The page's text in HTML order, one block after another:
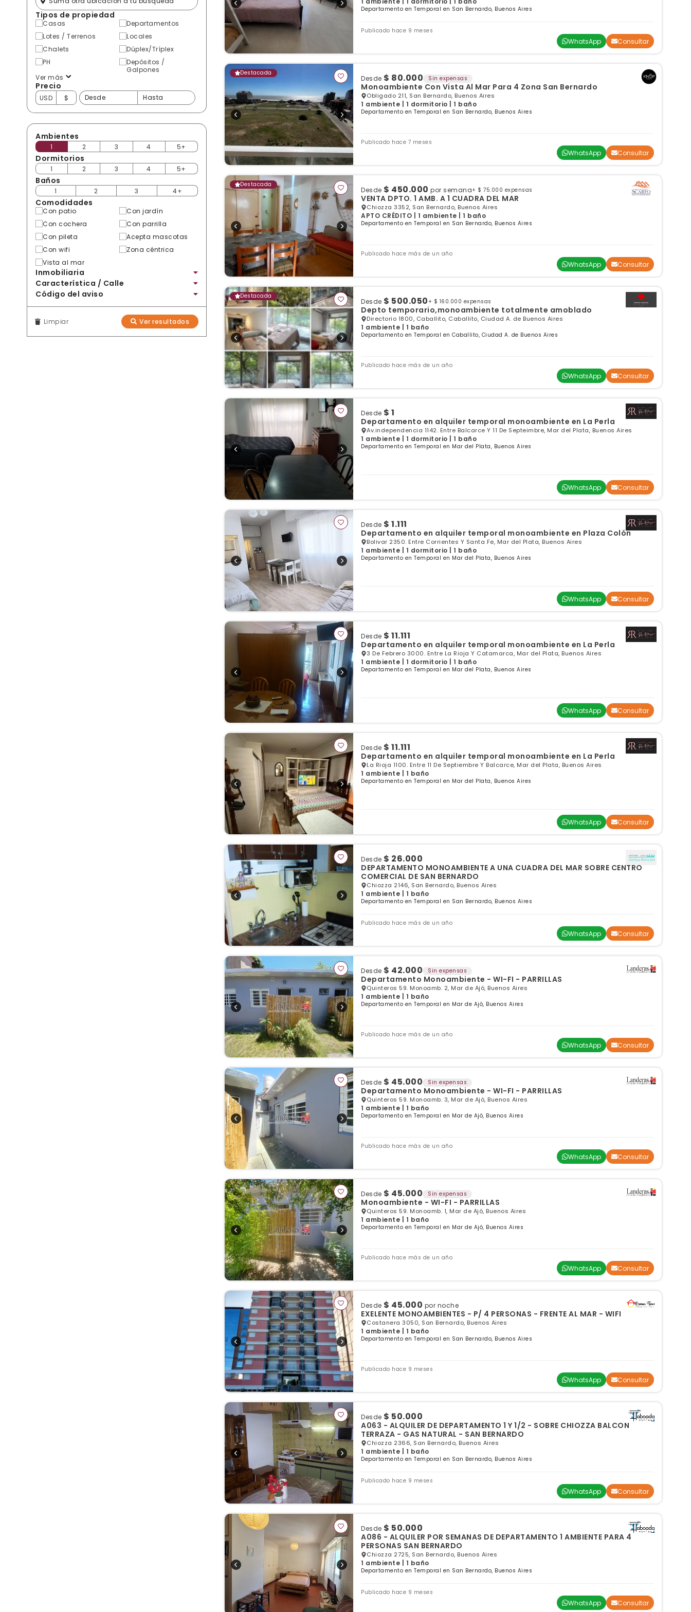
Tipos de propiedad
Casas
Departamentos
Lotes / Terrenos
Locales
Chalets
Dúplex/Tríplex
PH
Depósitos /
Galpones
Ver más
Precio
USD $
Ambientes
1 2 3 4 5+
Dormitorios
1 2 3 4 5+
Baños
1 2 3 4+
Comodidades
Con patio
Con jardín
Con cochera
Con parrilla
Con pileta
Acepta mascotas
Con wifi
Zona céntrica
Vista al mar
Inmobiliaria
Característica / Calle
Código del aviso
Limpiar Ver resultados
Departamento en Temporal en San Bernardo, Buenos Aires
Publicado hace 9 meses
WhatsApp Consultar
Destacada
Desde $ 80.000 Sin expensas
Monoambiente Con Vista Al Mar Para 4 Zona San Bernardo
Obligado 211, San Bernardo, Buenos Aires
1 ambiente | 1 dormitorio | 1 baño
Departamento en Temporal en San Bernardo, Buenos Aires
Publicado hace 7 meses
WhatsApp Consultar
Destacada
Desde $ 450.000 por semana+ $ 75.000 expensas
VENTA DPTO. 1 AMB. A 1 CUADRA DEL MAR
Chiozza 3352, San Bernardo, Buenos Aires
APTO CRÉDITO | 1 ambiente | 1 baño
Departamento en Temporal en San Bernardo, Buenos Aires
Publicado hace más de un año
WhatsApp Consultar
Destacada
Desde $ 500.050 + $ 160.000 expensas
Depto temporario,monoambiente totalmente amoblado
Directorio 1800, Caballito, Caballito, Ciudad A. de Buenos Aires
1 ambiente | 1 baño
Departamento en Temporal en Caballito, Ciudad A. de Buenos Aires
Publicado hace más de un año
WhatsApp Consultar
Desde $ 1
Departamento en alquiler temporal monoambiente en La Perla
Av.independencia 1142. Entre Balcarce Y 11 De Septeimbre, Mar del Plata, Buenos Aires
1 ambiente | 1 dormitorio | 1 baño
Departamento en Temporal en Mar del Plata, Buenos Aires
WhatsApp Consultar
Desde $ 1.111
Departamento en alquiler temporal monoambiente en Plaza Colón
Bolivar 2350. Entre Corrientes Y Santa Fe, Mar del Plata, Buenos Aires
1 ambiente | 1 dormitorio | 1 baño
Departamento en Temporal en Mar del Plata, Buenos Aires
WhatsApp Consultar
Desde $ 11.111
Departamento en alquiler temporal monoambiente en La Perla
3 De Febrero 3000. Entre La Rioja Y Catamarca, Mar del Plata, Buenos Aires
1 ambiente | 1 dormitorio | 1 baño
Departamento en Temporal en Mar del Plata, Buenos Aires
WhatsApp Consultar
Desde $ 11.111
Departamento en alquiler temporal monoambiente en La Perla
La Rioja 1100. Entre 11 De Septiembre Y Balcarce, Mar del Plata, Buenos Aires
1 ambiente | 1 baño
Departamento en Temporal en Mar del Plata, Buenos Aires
WhatsApp Consultar
Desde $ 26.000
DEPARTAMENTO MONOAMBIENTE A UNA CUADRA DEL MAR SOBRE CENTRO
COMERCIAL DE SAN BERNARDO
Chiozza 2146, San Bernardo, Buenos Aires
1 ambiente | 1 baño
Departamento en Temporal en San Bernardo, Buenos Aires
Publicado hace más de un año
WhatsApp Consultar
Desde $ 42.000 Sin expensas
Departamento Monoambiente - WI-FI - PARRILLAS
Quinteros 59. Monoamb. 2, Mar de Ajó, Buenos Aires
1 ambiente | 1 baño
Departamento en Temporal en Mar de Ajó, Buenos Aires
Publicado hace más de un año
WhatsApp Consultar
Desde $ 45.000 Sin expensas
Departamento Monoambiente - WI-FI - PARRILLAS
Quinteros 59. Monoamb. 3, Mar de Ajó, Buenos Aires
1 ambiente | 1 baño
Departamento en Temporal en Mar de Ajó, Buenos Aires
Publicado hace más de un año
WhatsApp Consultar
Desde $ 45.000 Sin expensas
Monoambiente - WI-FI - PARRILLAS
Quinteros 59. Monoamb. 1, Mar de Ajó, Buenos Aires
1 ambiente | 1 baño
Departamento en Temporal en Mar de Ajó, Buenos Aires
Publicado hace más de un año
WhatsApp Consultar
Desde $ 45.000 por noche
EXELENTE MONOAMBIENTES - P/ 4 PERSONAS - FRENTE AL MAR - WIFI
Costanera 3050, San Bernardo, Buenos Aires
1 ambiente | 1 baño
Departamento en Temporal en San Bernardo, Buenos Aires
Publicado hace 9 meses
WhatsApp Consultar
Desde $ 50.000
A063 - ALQUILER DE DEPARTAMENTO 1 Y 1/2 - SOBRE CHIOZZA BALCON
TERRAZA - GAS NATURAL - SAN BERNARDO
Chiozza 2366, San Bernardo, Buenos Aires
1 ambiente | 1 baño
Departamento en Temporal en San Bernardo, Buenos Aires
Publicado hace 9 meses
WhatsApp Consultar
Desde $ 50.000
A086 - ALQUILER POR SEMANAS DE DEPARTAMENTO 1 AMBIENTE PARA 4
PERSONAS SAN BERNARDO
Chiozza 2725, San Bernardo, Buenos Aires
1 ambiente | 1 baño
Departamento en Temporal en San Bernardo, Buenos Aires
Publicado hace 9 meses
WhatsApp Consultar